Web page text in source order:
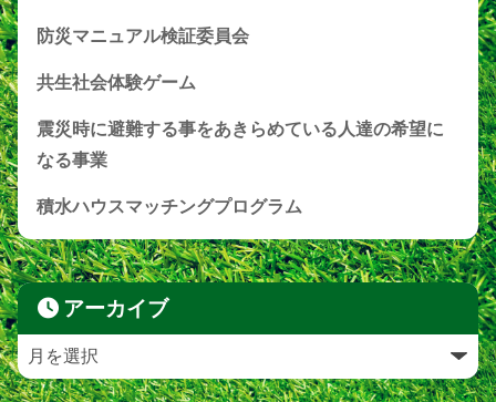
防災マニュアル検証委員会
共生社会体験ゲーム
震災時に避難する事をあきらめている人達の希望に
なる事業
積水ハウスマッチングプログラム
アーカイブ